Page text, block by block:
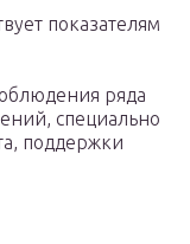
показателям
ряда
специально
поддержки